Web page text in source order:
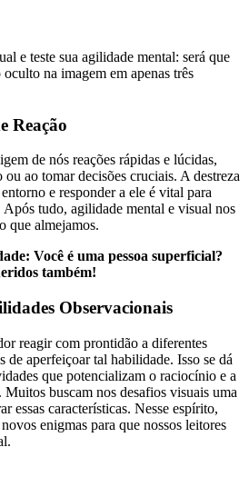
e teste sua agilidade mental: será que
na imagem em apenas três
Reação
de nós reações rápidas e lúcidas,
ao tomar decisões cruciais. A destreza
e responder a ele é vital para
Após tudo, agilidade mental e visual nos
que almejamos.
Você é uma pessoa superficial?
também!
Observacionais
reagir com prontidão a diferentes
de aperfeiçoar tal habilidade. Isso se dá
que potencializam o raciocínio e a
Muitos buscam nos desafios visuais uma
essas características. Nesse espírito,
enigmas para que nossos leitores